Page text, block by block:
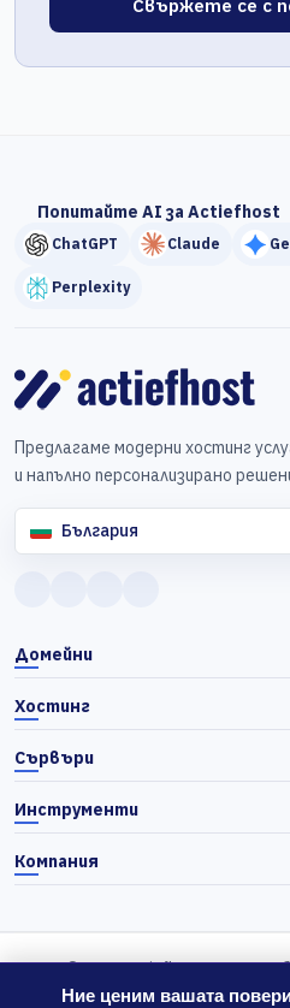
Свържете се с
Попитайте AI за Actiefhost
ChatGPT Claude
Perplexity
Предлагаме модерни хостинг
и напълно персонализирано
България
Домейни
Хостинг
Сървъри
Инструменти
Компания
© 2026 Actiefhost. Съгласно
законодателство цените в сайта
Ние ценим вашата